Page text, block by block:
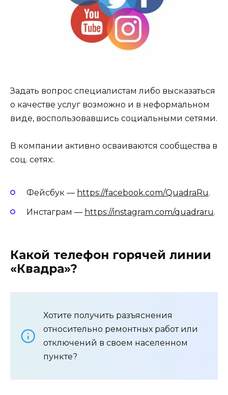
Задать вопрос специалистам либо высказаться
о качестве услуг возможно и в неформальном
виде, воспользовавшись социальными сетями.
В компании активно осваиваются сообщества в
соц. сетях:.
Фейсбук — https://facebook.com/QuadraRu.
Инстаграм — https://instagram.com/quadraru.
Какой телефон горячей линии
«Квадра»?
Хотите получить разъяснения
относительно ремонтных работ или
отключений в своем населенном
пункте?